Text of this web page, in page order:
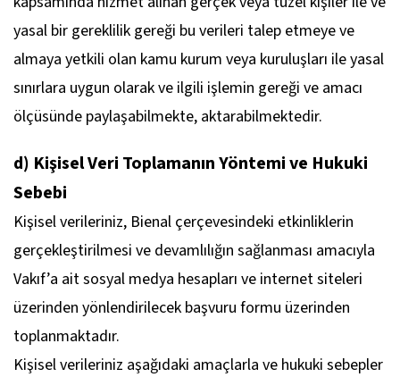
yasal bir gereklilik gereği bu verileri talep etmeye ve
almaya yetkili olan kamu kurum veya kuruluşları ile yasal
sınırlara uygun olarak ve ilgili işlemin gereği ve amacı
ölçüsünde paylaşabilmekte, aktarabilmektedir.
d) Kişisel Veri Toplamanın Yöntemi ve Hukuki
Sebebi
Kişisel verileriniz, Bienal çerçevesindeki etkinliklerin
gerçekleştirilmesi ve devamlılığın sağlanması amacıyla
Vakıf’a ait sosyal medya hesapları ve internet siteleri
üzerinden yönlendirilecek başvuru formu üzerinden
toplanmaktadır.
Kişisel verileriniz aşağıdaki amaçlarla ve hukuki sebepler